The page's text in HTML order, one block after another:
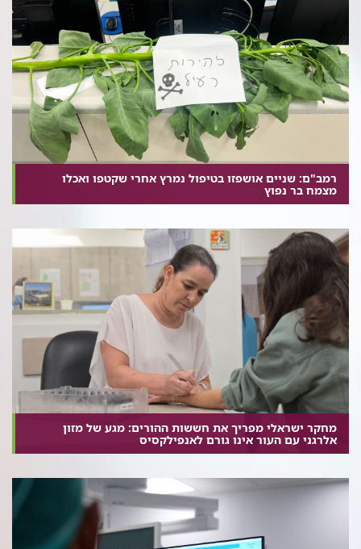
רמב"ם: שניים אושפזו בטיפול נמרץ אחרי שקטפו ואכלו
מצמח בר נפוץ
מחקר ישראלי מפריך את חששות ההורים: מגע של מזון
אלרגני עם העור אינו גורם לאנפילקסיס